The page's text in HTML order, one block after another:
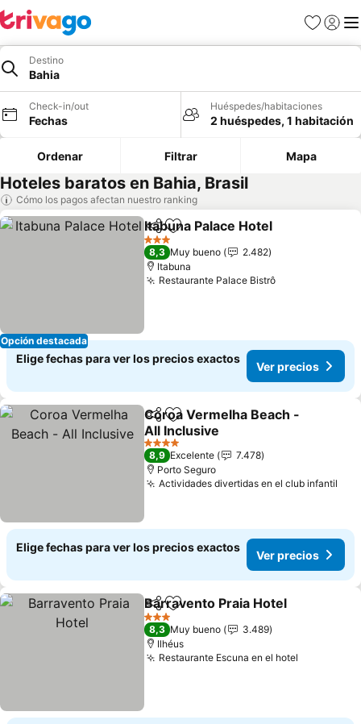
Favoritos
Iniciar
Destino
Bahia
Check-in/out
Fechas
Huéspedes/habitaciones
2 huéspedes, 1 habitación
Ordenar Filtrar Mapa
Hoteles baratos en Bahia, Brasil
Cómo los pagos afectan nuestro ranking
Opción destacada
CompartirAgregar a favoritos
Itabuna Palace Hotel
3 Estrellas
8,3 Muy bueno
2.482
Itabuna
Restaurante Palace Bistrô
Elige fechas para ver los precios exactos
Ver precios
CompartirAgregar a favoritos
Coroa Vermelha Beach -
All Inclusive
4 Estrellas
8,9 Excelente
7.478
Porto Seguro
Actividades divertidas en el club infantil
Elige fechas para ver los precios exactos
Ver precios
CompartirAgregar a favoritos
Barravento Praia Hotel
3 Estrellas
8,3 Muy bueno
3.489
Ilhéus
Restaurante Escuna en el hotel